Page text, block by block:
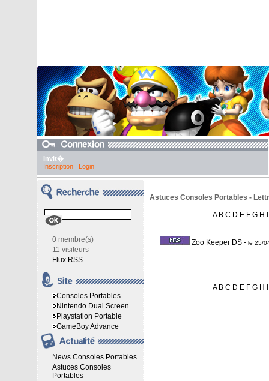
Invit�
Inscription| Login
0 membre(s)
11 visiteurs
Flux RSS
Consoles Portables
Nintendo Dual Screen
Playstation Portable
GameBoy Advance
News Consoles Portables
Astuces Consoles
Portables
Astuces Consoles Portables -
A B C D E F G H
Zoo Keeper DS - le 25/
A B C D E F G H